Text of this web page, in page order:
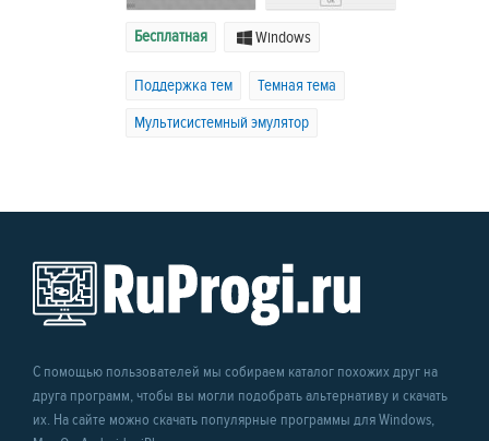
Бесплатная Windows
Поддержка тем
Темная тема
Мультисистемный эмулятор
С помощью пользователей мы собираем каталог похожих друг на
друга программ, чтобы вы могли подобрать альтернативу и скачать
их. На сайте можно скачать популярные программы для Windows,